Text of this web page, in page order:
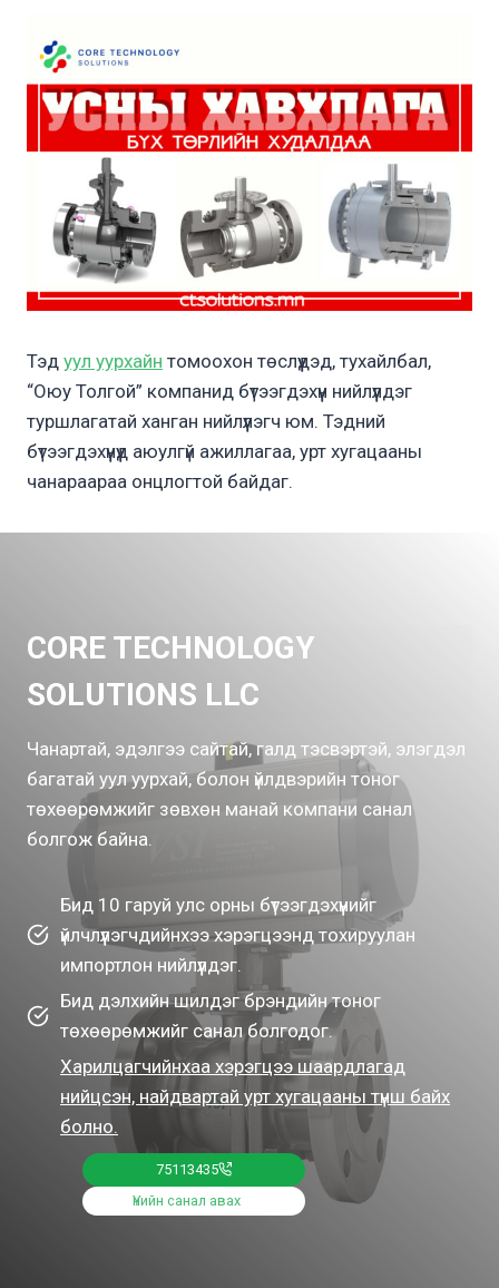
Тэд уул уурхайн томоохон төслүүдэд, тухайлбал,
“Оюу Толгой” компанид бүтээгдэхүүн нийлүүлдэг
туршлагатай ханган нийлүүлэгч юм. Тэдний
бүтээгдэхүүнүүд аюулгүй ажиллагаа, урт хугацааны
чанараараа онцлогтой байдаг.
CORE TECHNOLOGY
SOLUTIONS LLC
Чанартай, эдэлгээ сайтай, галд тэсвэртэй, элэгдэл
багатай уул уурхай, болон үйлдвэрийн тоног
төхөөрөмжийг зөвхөн манай компани санал
болгож байна.
Бид 10 гаруй улс орны бүтээгдэхүүнийг
үйлчлүүлэгчдийнхээ хэрэгцээнд тохируулан
импортлон нийлүүлдэг.
Бид дэлхийн шилдэг брэндийн тоног
төхөөрөмжийг санал болгодог.
Харилцагчийнхаа хэрэгцээ шаардлагад
нийцсэн, найдвартай урт хугацааны түнш байх
болно.
75113435
Үнийн санал авах